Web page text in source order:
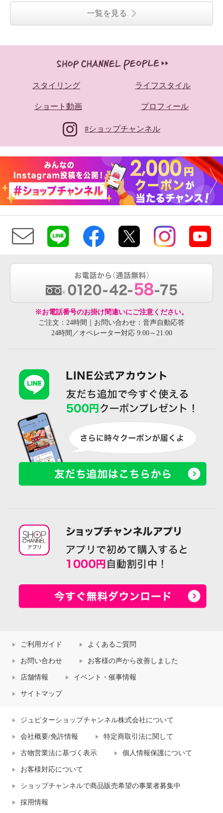
一覧を見る
スタイリング ライフスタイル
ショート動画 プロフィール
#ショップチャンネル
※お電話番号のお掛け間違いにご注意ください。
ご注文：24時間｜お問い合わせ：音声自動応答
24時間／オペレーター対応 9:00～21:00
ご利用ガイド よくあるご質問
お問い合わせ お客様の声から改善しました
店舗情報 イベント・催事情報
サイトマップ
ジュピターショップチャンネル株式会社について
会社概要/免許情報 特定商取引法に関して
古物営業法に基づく表示 個人情報保護について
お客様対応について
ショップチャンネルで商品販売希望の事業者募集中
採用情報